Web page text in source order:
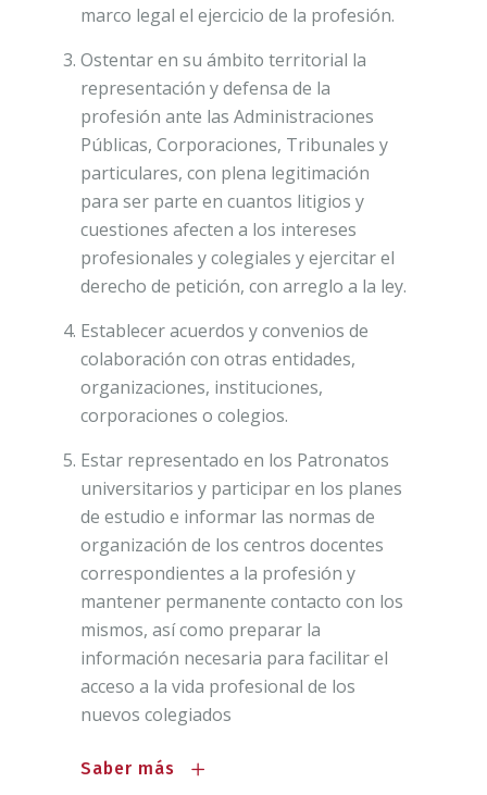
marco legal el ejercicio de la profesión.
Ostentar en su ámbito territorial la
representación y defensa de la
profesión ante las Administraciones
Públicas, Corporaciones, Tribunales y
particulares, con plena legitimación
para ser parte en cuantos litigios y
cuestiones afecten a los intereses
profesionales y colegiales y ejercitar el
derecho de petición, con arreglo a la ley.
Establecer acuerdos y convenios de
colaboración con otras entidades,
organizaciones, instituciones,
corporaciones o colegios.
Estar representado en los Patronatos
universitarios y participar en los planes
de estudio e informar las normas de
organización de los centros docentes
correspondientes a la profesión y
mantener permanente contacto con los
mismos, así como preparar la
información necesaria para facilitar el
acceso a la vida profesional de los
nuevos colegiados
Saber más